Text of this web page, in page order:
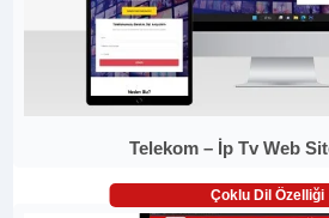
Telekom – İp Tv Web
Çoklu Dil Özelliği